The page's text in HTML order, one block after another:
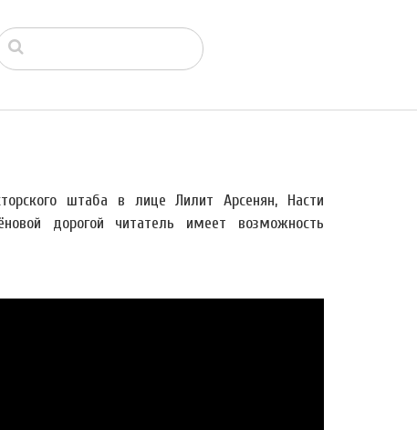
штаба в лице Лилит Арсенян, Насти
дорогой читатель имеет возможность